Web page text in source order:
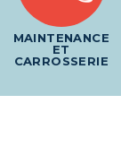
MAINTENANCE
ET
CARROSSERIE